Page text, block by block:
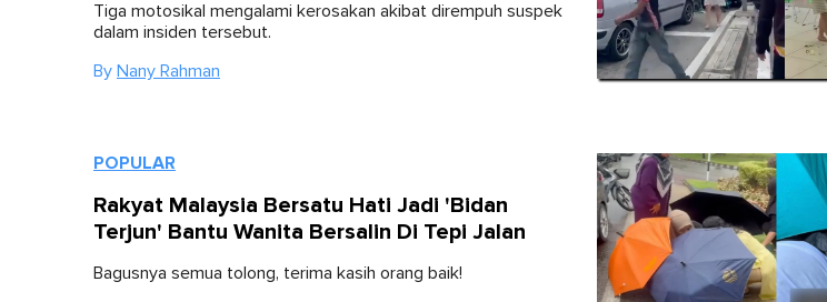
Tiga motosikal mengalami kerosakan akibat dirempuh suspek
dalam insiden tersebut.
By Nany Rahman
POPULAR
Rakyat Malaysia Bersatu Hati Jadi 'Bidan
Terjun' Bantu Wanita Bersalin Di Tepi Jalan
Bagusnya semua tolong, terima kasih orang baik!